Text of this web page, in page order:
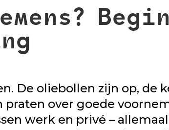
De oliebollen zijn op, de
over goede
werk en privé –